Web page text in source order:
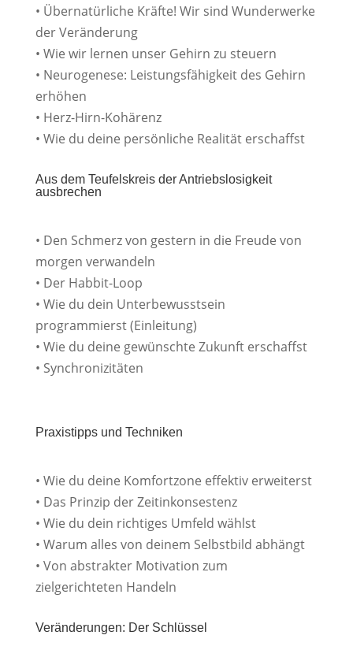
• Übernatürliche Kräfte! Wir sind Wunderwerke
der Veränderung
• Wie wir lernen unser Gehirn zu steuern
• Neurogenese: Leistungsfähigkeit des Gehirn
erhöhen
• Herz-Hirn-Kohärenz
• Wie du deine persönliche Realität erschaffst
Aus dem Teufelskreis der Antriebslosigkeit
ausbrechen
• Den Schmerz von gestern in die Freude von
morgen verwandeln
• Der Habbit-Loop
• Wie du dein Unterbewusstsein
programmierst (Einleitung)
• Wie du deine gewünschte Zukunft erschaffst
• Synchronizitäten
Praxistipps und Techniken
• Wie du deine Komfortzone effektiv erweiterst
• Das Prinzip der Zeitinkonsestenz
• Wie du dein richtiges Umfeld wählst
• Warum alles von deinem Selbstbild abhängt
• Von abstrakter Motivation zum
zielgerichteten Handeln
Veränderungen: Der Schlüssel